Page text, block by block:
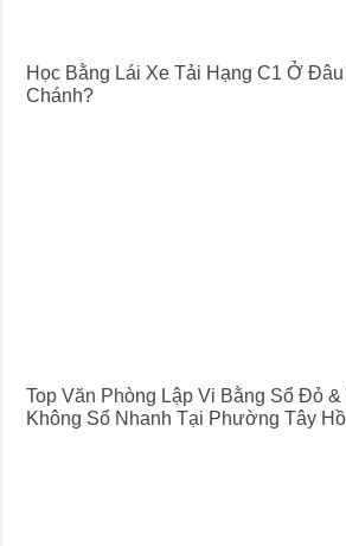
Học Bằng Lái Xe Tải Hạng C1 Ở
Chánh?
Top Văn Phòng Lập Vi Bằng Sổ Đỏ
Không Sổ Nhanh Tại Phường Tây Hồ